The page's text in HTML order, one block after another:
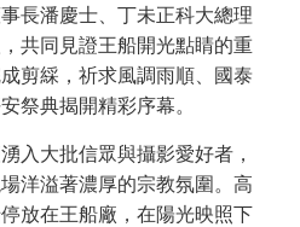
長潘慶士、丁未正科大總理
共同見證王船開光點睛的重
剪綵，祈求風調雨順、國泰
祭典揭開精彩序幕。
入大批信眾與攝影愛好者，
洋溢著濃厚的宗教氛圍。高
放在王船廠，在陽光映照下